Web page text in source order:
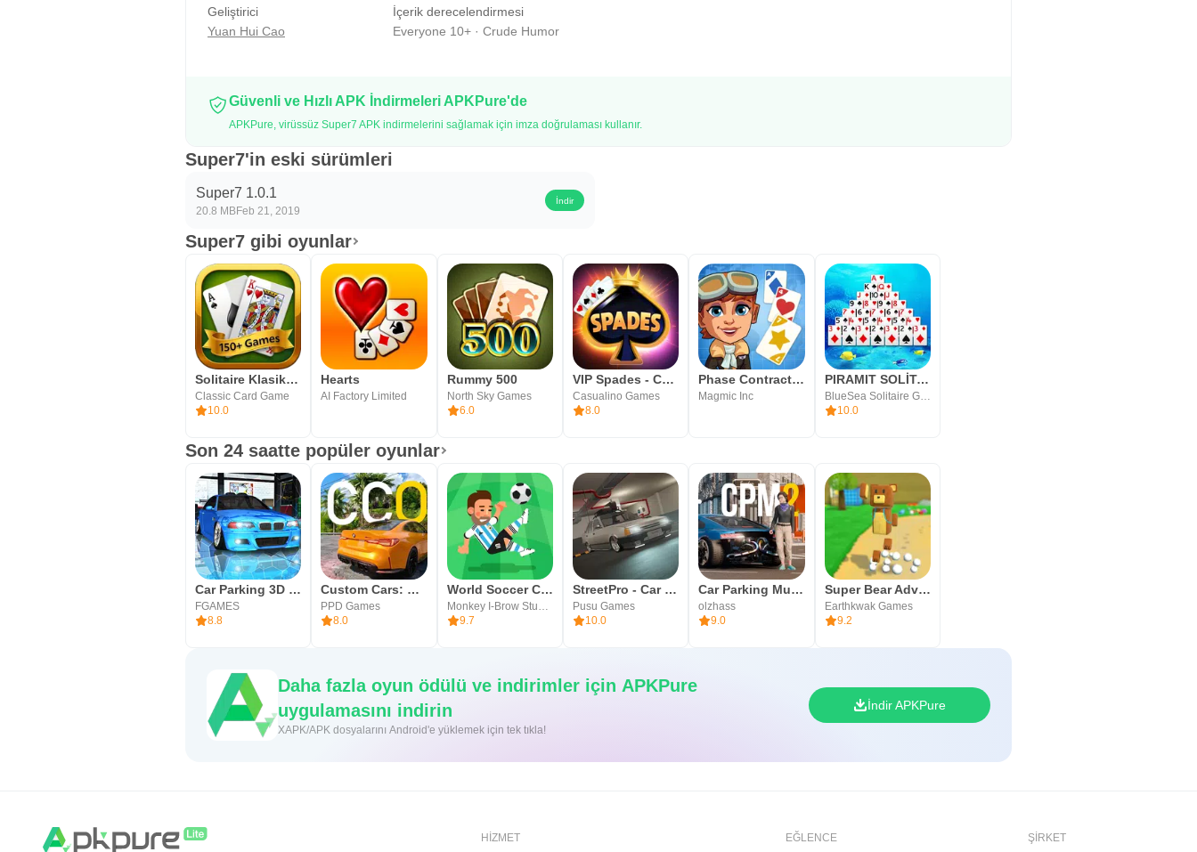
Geliştirici
Yuan Hui Cao
İçerik derecelendirmesi
Everyone 10+ · Crude Humor
Güvenli ve Hızlı APK İndirmeleri APKPure'de
APKPure, virüssüz Super7 APK indirmelerini sağlamak için imza doğrulaması kullanır.
Super7'in eski sürümleri
Super7 1.0.1
20.8 MBFeb 21, 2019
İndir
Super7 gibi oyunlar
Solitaire Klasik Kart Oyunları
Classic Card Game
10.0
Hearts
AI Factory Limited
Rummy 500
North Sky Games
6.0
VIP Spades - Card Game Online
Casualino Games
8.0
Phase Contract Rummy
Magmic Inc
PIRAMIT SOLİTAİRE
BlueSea Solitaire Games
10.0
Son 24 saatte popüler oyunlar
Car Parking 3D Online Modifiye
FGAMES
8.8
Custom Cars: Online Drive
PPD Games
8.0
World Soccer Champs
9.7
StreetPro - Car Driving Game
Pusu Games
10.0
Car Parking Multiplayer 2
olzhass
9.0
Super Bear Adventure
Earthkwak Games
9.2
Daha fazla oyun ödülü ve indirimler için APKPure
uygulamasını indirin
XAPK/APK dosyalarını Android'e yüklemek için tek tıkla!
İndir APKPure
HIZMET EĞLENCE ŞIRKET